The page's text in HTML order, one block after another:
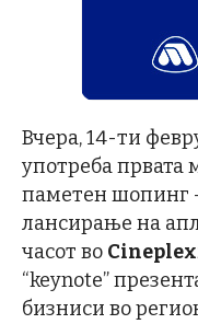
Вчера, 14-ти
употреба првата
паметен шопинг
лансирање на
часот во
“keynote”
бизниси во